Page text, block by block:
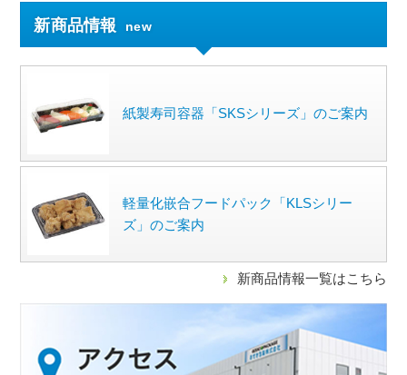
新商品情報 new
紙製寿司容器「SKSシリーズ」のご案内
軽量化嵌合フードパック「KLSシリー
ズ」のご案内
新商品情報一覧はこちら